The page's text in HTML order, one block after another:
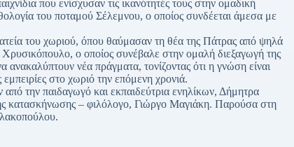
που ενίσχυσαν τις ικανότητές τους στην ομαδική
του ποταμού Σέλεμνου, ο οποίος συνδέεται άμεσα με
του χωριού, όπου θαύμασαν τη θέα της Πάτρας από ψηλά
ο οποίος συνέβαλε στην ομαλή διεξαγωγή της
νέα πράγματα, τονίζοντας ότι η γνώση είναι
στο χωριό την επόμενη χρονιά.
την παιδαγωγό και εκπαιδεύτρια ενηλίκων, Δήμητρα
κατασκήνωσης – φιλόλογο, Γιώργο Μαγιάκη. Παρούσα στη